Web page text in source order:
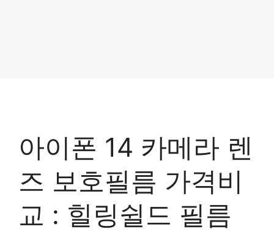
아이폰 14 카메라 렌
즈 보호필름 가격비
교 : 힐링쉴드 필름